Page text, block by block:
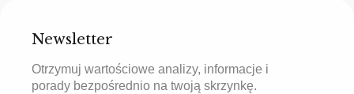
Newsletter
Otrzymuj wartościowe analizy, informacje i
porady bezpośrednio na twoją skrzynkę.